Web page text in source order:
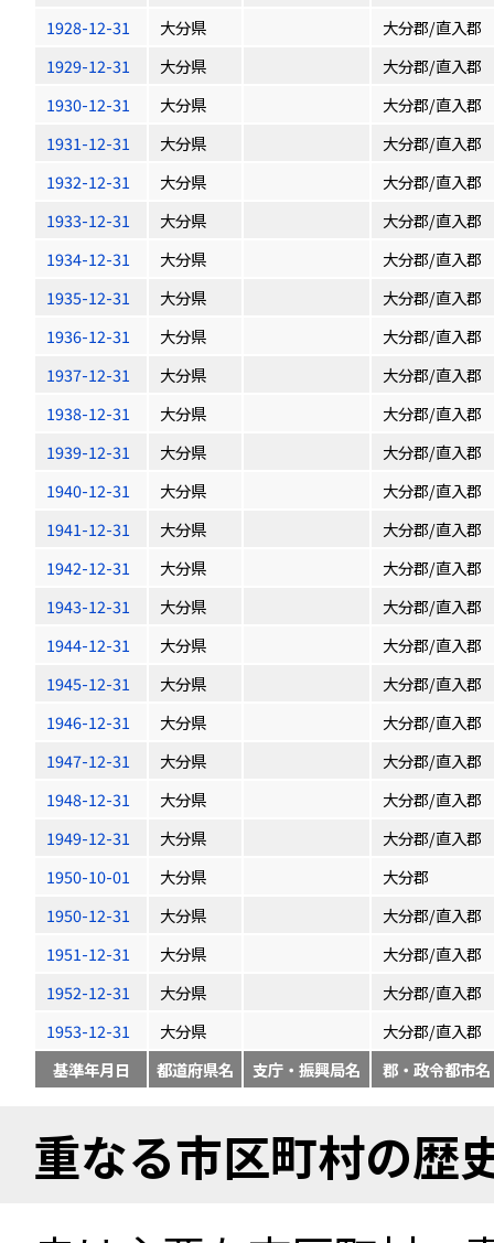
1928-12-31 大分県
大分郡/直入郡
1929-12-31
大分県
大分郡/直入郡
1930-12-31
大分県
大分郡/直入郡
1931-12-31
大分県
大分郡/直入郡
1932-12-31
大分県
大分郡/直入郡
1933-12-31
大分県
大分郡/直入郡
1934-12-31
大分県
大分郡/直入郡
1935-12-31
大分県
大分郡/直入郡
1936-12-31
大分県
大分郡/直入郡
1937-12-31
大分県
大分郡/直入郡
1938-12-31
大分県
大分郡/直入郡
1939-12-31
大分県
大分郡/直入郡
1940-12-31
大分県
大分郡/直入郡
1941-12-31
大分県
大分郡/直入郡
1942-12-31
大分県
大分郡/直入郡
1943-12-31
大分県
大分郡/直入郡
1944-12-31
大分県
大分郡/直入郡
1945-12-31
大分県
大分郡/直入郡
1946-12-31
大分県
大分郡/直入郡
1947-12-31
大分県
大分郡/直入郡
1948-12-31
大分県
大分郡/直入郡
1949-12-31
大分県
大分郡/直入郡
1950-10-01
大分県
大分郡
1950-12-31
大分県
大分郡/直入郡
1951-12-31
大分県
大分郡/直入郡
1952-12-31
大分県
大分郡/直入郡
1953-12-31
大分県
大分郡/直入郡
基準年月日
都道府県名 支庁・振興局名 郡・政令都市名
重なる市区町村の歴